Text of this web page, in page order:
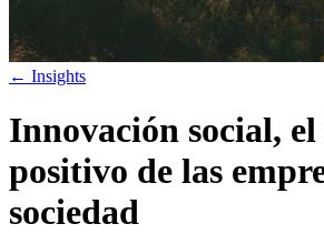
← Insights
Innovación social,
positivo de las
sociedad